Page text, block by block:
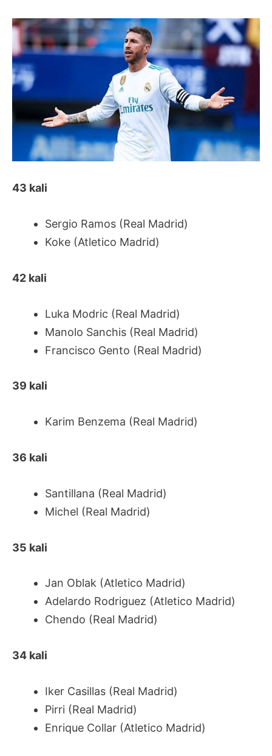
43 kali
Sergio Ramos (Real Madrid)
Koke (Atletico Madrid)
42 kali
Luka Modric (Real Madrid)
Manolo Sanchis (Real Madrid)
Francisco Gento (Real Madrid)
39 kali
Karim Benzema (Real Madrid)
36 kali
Santillana (Real Madrid)
Michel (Real Madrid)
35 kali
Jan Oblak (Atletico Madrid)
Adelardo Rodriguez (Atletico Madrid)
Chendo (Real Madrid)
34 kali
Iker Casillas (Real Madrid)
Pirri (Real Madrid)
Enrique Collar (Atletico Madrid)